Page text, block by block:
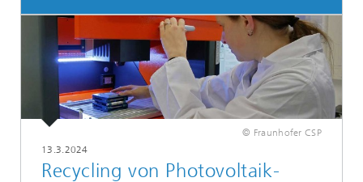
© Fraunhofer CSP
13.3.2024
Recycling von Photovoltaik-